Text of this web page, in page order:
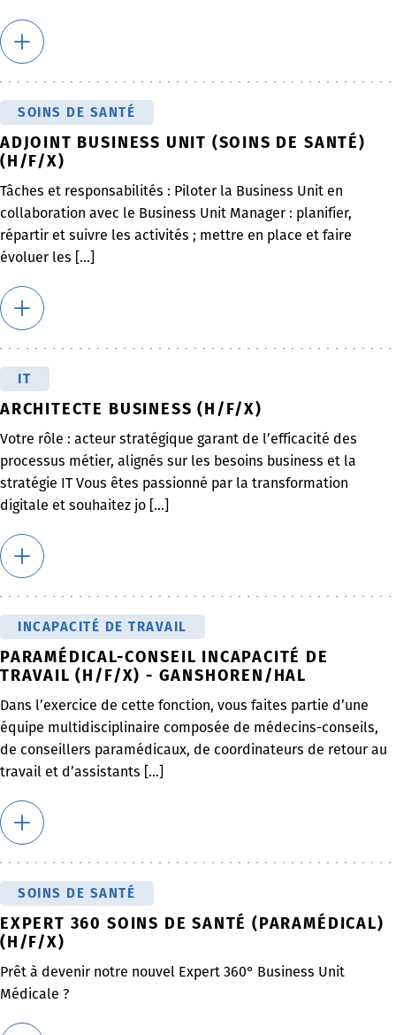
SOINS DE SANTÉ
ADJOINT BUSINESS UNIT (SOINS DE SANTÉ)
(H/F/X)
Tâches et responsabilités : Piloter la Business Unit en
collaboration avec le Business Unit Manager : planifier,
répartir et suivre les activités ; mettre en place et faire
évoluer les [...]
IT
ARCHITECTE BUSINESS (H/F/X)
Votre rôle : acteur stratégique garant de l’efficacité des
processus métier, alignés sur les besoins business et la
stratégie IT Vous êtes passionné par la transformation
digitale et souhaitez jo [...]
INCAPACITÉ DE TRAVAIL
PARAMÉDICAL-CONSEIL INCAPACITÉ DE
TRAVAIL (H/F/X) - GANSHOREN/HAL
Dans l’exercice de cette fonction, vous faites partie d’une
équipe multidisciplinaire composée de médecins-conseils,
de conseillers paramédicaux, de coordinateurs de retour au
travail et d’assistants [...]
SOINS DE SANTÉ
EXPERT 360 SOINS DE SANTÉ (PARAMÉDICAL)
(H/F/X)
Prêt à devenir notre nouvel Expert 360° Business Unit
Médicale ?